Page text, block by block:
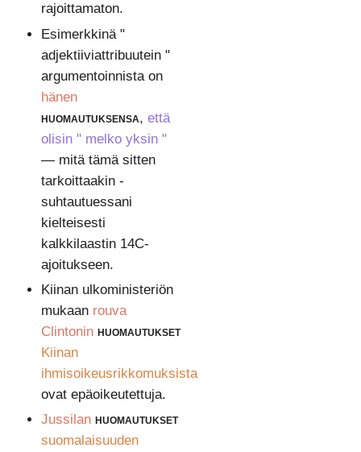
rajoittamaton.
Esimerkkinä "
adjektiiviattribuutein "
argumentoinnista on
hänen
huomautuksensa, että
olisin " melko yksin "
— mitä tämä sitten
tarkoittaakin -
suhtautuessani
kielteisesti
kalkkilaastin 14C-
ajoitukseen.
Kiinan ulkoministeriön
mukaan rouva
Clintonin huomautukset
Kiinan
ihmisoikeusrikkomuksista
ovat epäoikeutettuja.
Jussilan huomautukset
suomalaisuuden